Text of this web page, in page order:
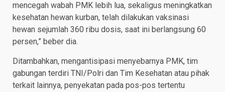
mencegah wabah PMK lebih lua, sekaligus meningkatkan
kesehatan hewan kurban, telah dilakukan vaksinasi
hewan sejumlah 360 ribu dosis, saat ini berlangsung 60
persen,” beber dia.
Ditambahkan, mengantisipasi menyebarnya PMK, tim
gabungan terdiri TNI/Polri dan Tim Kesehatan atau pihak
terkait lainnya, penyekatan pada pos-pos tertentu